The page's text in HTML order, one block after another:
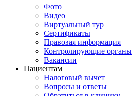
Фото
Видео
Виртуальный тур
Сертификаты
Правовая информация
Контролирующие органы
Вакансии
Пациентам
Налоговый вычет
Вопросы и ответы